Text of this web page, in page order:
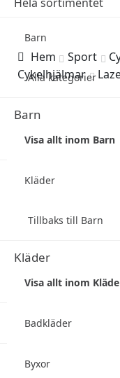
Barn
Alla kategorier
Barn
Visa allt inom Barn
Kläder
Tillbaks till Barn
Kläder
Visa allt inom
Badkläder
Byxor
efter:
Hem Sport
Cykelhjälmar